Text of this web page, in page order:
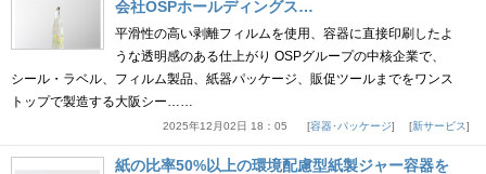
会社OSPホールディングス…
平滑性の高い剥離フィルムを使用、容器に直接印刷したよ
うな透明感のある仕上がり OSPグループの中核企業で、
シール・ラベル、フィルム製品、紙器パッケージ、販促ツールまでをワンス
トップで製造する大阪シー……
2025年12月02日 18：05 容器･パッケージ 新サービス
紙の比率50%以上の環境配慮型紙製ジャー容器を